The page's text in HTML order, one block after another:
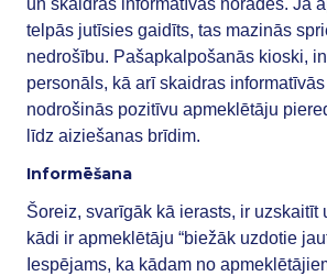
un skaidras informatīvās norādes. Ja
telpās jutīsies gaidīts, tas mazinās
nedrošību. Pašapkalpošanās kioski,
personāls, kā arī skaidras
nodrošinās pozitīvu apmeklētāju
līdz aiziešanas brīdim.
Informēšana
Šoreiz, svarīgāk kā ierasts, ir uzskaitīt
kādi ir apmeklētāju “biežāk uzdotie
Iespējams, ka kādam no